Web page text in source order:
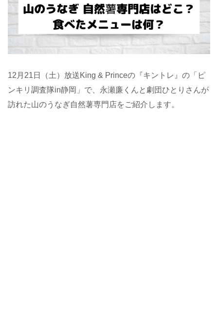
12月21日（土）放送King & Princeの『キントレ』の「ピ
ンキリ調査隊in静岡」で、永瀬廉くんと劇団ひとりさんが
訪れた山のうなぎ自然薯専門店をご紹介します。